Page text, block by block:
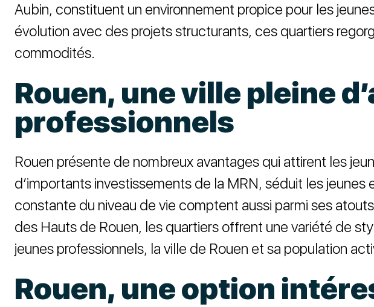
Aubin, constituent un environnement propice pour les
évolution avec des projets structurants, ces quartiers
commodités.
Rouen, une ville pleine
professionnels
Rouen présente de nombreux avantages qui attirent les
d’importants investissements de la MRN, séduit les
constante du niveau de vie comptent aussi parmi ses
des Hauts de Rouen, les quartiers offrent une variété de
jeunes professionnels, la ville de Rouen et sa population
Rouen, une option